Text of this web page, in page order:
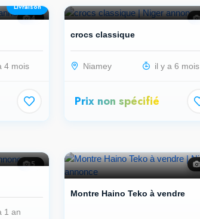
4
Livraison
4 mois
crocs classique
Niamey il y a 6 mois
Prix non spécifié
5
1 an
Montre Haino Teko à vendre